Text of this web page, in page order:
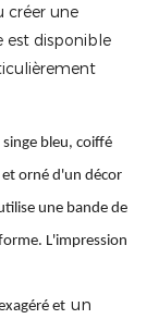
créer une
est disponible
bleu, coiffé
orné d'un décor
une bande de
L'impression
et un